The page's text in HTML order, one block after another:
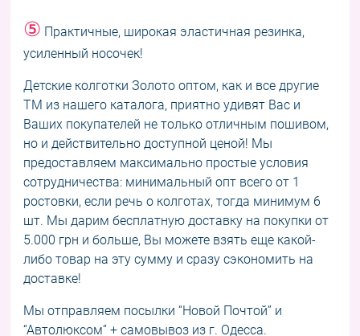
⑤ Практичные, широкая эластичная резинка,
усиленный носочек!
Детские колготки Золото оптом, как и все другие
ТМ из нашего каталога, приятно удивят Вас и
Ваших покупателей не только отличным пошивом,
но и действительно доступной ценой! Мы
предоставляем максимально простые условия
сотрудничества: минимальный опт всего от 1
ростовки, если речь о колготах, тогда минимум 6
шт. Мы дарим бесплатную доставку на покупки от
5.000 грн и больше, Вы можете взять еще какой-
либо товар на эту сумму и сразу сэкономить на
доставке!
Мы отправляем посылки “Новой Почтой” и
“Автолюксом” + самовывоз из г. Одесса.